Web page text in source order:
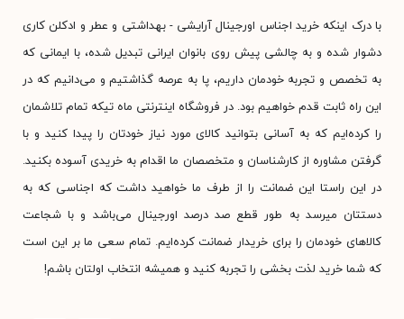
با درک اینکه خرید اجناس اورجینال آرایشی - بهداشتی و عطر و ادکلن کاری
دشوار شده و به چالشی پیش روی بانوان ایرانی تبدیل شده، با ایمانی که
به تخصص و تجربه خودمان داریم، پا به عرصه گذاشتیم و می‌دانیم که در
این راه ثابت قدم خواهیم بود. در فروشگاه اینترنتی ماه تیکه تمام تلاشمان
را کرده‌ایم که به آسانی بتوانید کالای مورد نیاز خودتان را پیدا کنید و با
گرفتن مشاوره از کارشناسان و متخصصان ما اقدام به خریدی آسوده بکنید.
در این راستا این ضمانت را از طرف ما خواهید داشت که اجناسی که به
دستتان میرسد به طور قطع صد درصد اورجینال می‌باشد و با شجاعت
کالاهای خودمان را برای خریدار ضمانت کرده‌ایم. تمام سعی ما بر این است
که شما خرید لذت بخشی را تجربه کنید و همیشه انتخاب اولتان باشم!